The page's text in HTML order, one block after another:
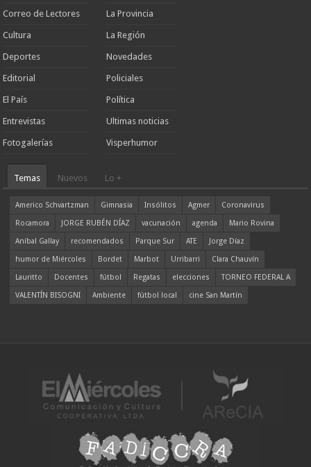
Correo de Lectores
Cultura
Deportes
Editorial
El País
Entrevistas
Fotogalerías
La Provincia
La Región
Novedades
Policiales
Política
Ultimas noticias
Visperhumor
Temas Nuevos Lo +
Americo Schvartzman Gimnasia Insólitos Agmer
Coronavirus
Rocamora
JORGE RUBÉN DÍAZ vacunación agenda
Mario Rovina
Aníbal Gallay
recomendados Parque Sur ATE
Jorge Díaz
humor de Miércoles
Bordet Marbot Urribarri
Clara Chauvín
Lauritto
Docentes fútbol Regatas elecciones
TORNEO FEDERAL A
VALENTÍN BISOGNI
Ambiente fútbol local cine San Martín